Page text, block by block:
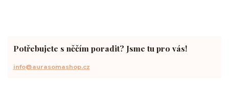
Potřebujete s něčím poradit? Jsme tu pro vás!
info@aurasomashop.cz